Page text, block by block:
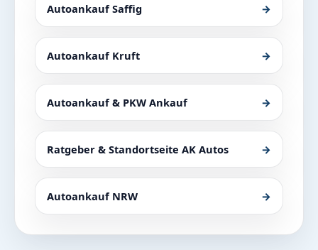
Autoankauf Saffig →
Autoankauf Kruft →
Autoankauf & PKW Ankauf →
Ratgeber & Standortseite AK Autos →
Autoankauf NRW →